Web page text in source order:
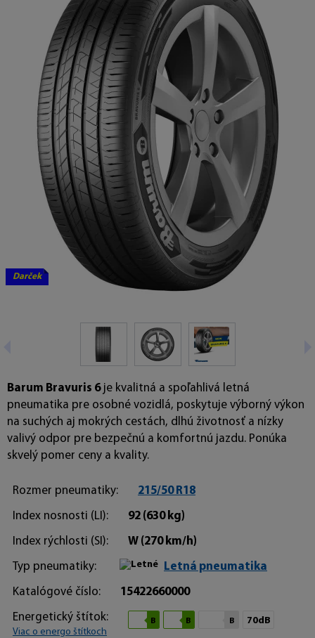
Darček
Barum Bravuris 6je kvalitná a spoľahlivá letná
pneumatika pre osobné vozidlá, poskytuje výborný výkon
na suchých aj mokrých cestách, dlhú životnosť a nízky
valivý odpor pre bezpečnú a komfortnú jazdu. Ponúka
skvelý pomer ceny a kvality.
Rozmer pneumatiky: 215/50 R18
Index nosnosti (LI): 92 (630 kg)
Index rýchlosti (SI): W (270 km/h)
Typ pneumatiky: Letná pneumatika
Katalógové číslo: 15422660000
Energetický štítok:
Viac o energo štítkoch
B B B 70dB